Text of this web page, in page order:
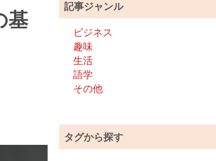
基
記事ジャンル
ビジネス
趣味
生活
語学
その他
タグから探す